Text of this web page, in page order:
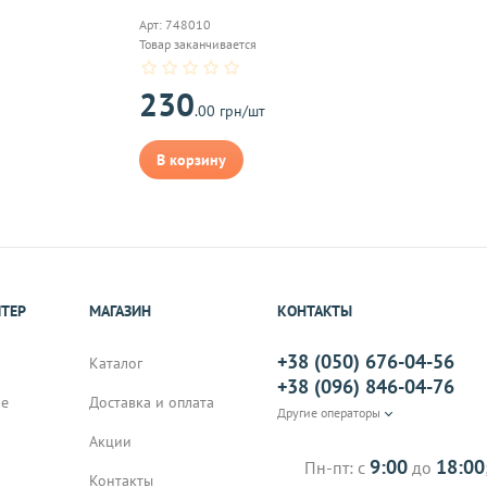
качества, если они относятся к категориям,
почту, после
Арт: 748010
Товар заканчивается
230.00 грн/шт
В корзину
МАГАЗИН
Каталог
Доставка и оплата
Акции
Контакты
КОНТАКТЫ
+38 (050) 676-04-56
+38 (096) 846-04-76
Другие операторы
Пн-пт: с 9:00до 18:00